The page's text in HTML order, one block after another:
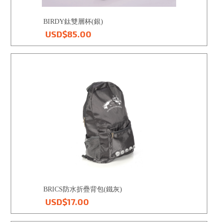
BIRDY鈦雙層杯(銀)
USD$85.00
BRICS防水折疊背包(鐵灰)
USD$17.00